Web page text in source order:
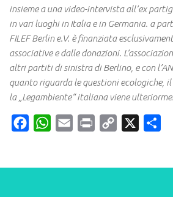
insieme a una video-intervista all’ex
in vari luoghi in Italia e in Germania. a
FILEF Berlin e.V. è finanziata
associative e dalle donazioni.
altri partiti di sinistra di Berlino, e con
quanto riguarda le questioni ecologiche,
la „Legambiente“ italiana viene
FacebookWhatsApp
Email Print
Copy